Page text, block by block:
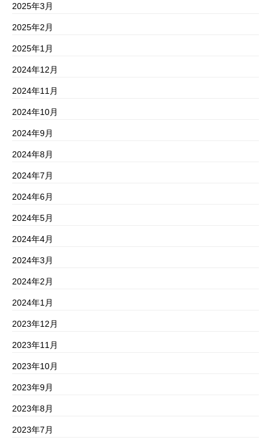
2025年3月
2025年2月
2025年1月
2024年12月
2024年11月
2024年10月
2024年9月
2024年8月
2024年7月
2024年6月
2024年5月
2024年4月
2024年3月
2024年2月
2024年1月
2023年12月
2023年11月
2023年10月
2023年9月
2023年8月
2023年7月